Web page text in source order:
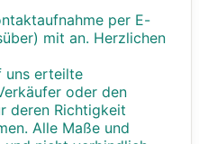
per E-
mit an. Herzlichen
uns erteilte
oder den
deren Richtigkeit
Alle Maße und